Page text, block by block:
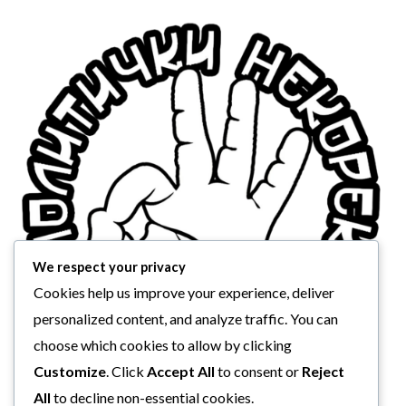
We respect your privacy
Cookies help us improve your experience, deliver
personalized content, and analyze traffic. You can
choose which cookies to allow by clicking
Customize. Click Accept All to consent or Reject
All to decline non-essential cookies.